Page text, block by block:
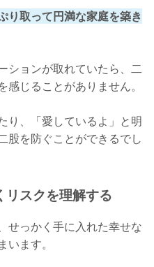
り取って円満な家庭を築き
ションが取れていたら、二
じることがありません。
り、「愛しているよ」と明
股を防ぐことができるでし
スクを理解する
せっかく手に入れた幸せな
ます。